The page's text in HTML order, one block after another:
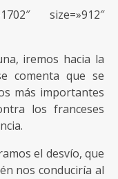
size=»912″
iremos hacia la
comenta que se
más importantes
los franceses
el desvío, que
nos conduciría al